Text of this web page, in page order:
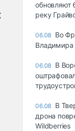
обновляют
реку
06.08 Во
Владимира
06.08 В
06.08 В
дрона
Wildberries